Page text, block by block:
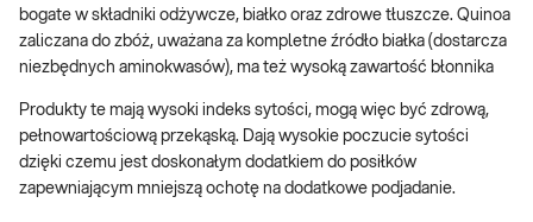
bogate w składniki odżywcze, białko oraz zdrowe tłuszcze. Quinoa
zaliczana do zbóż, uważana za kompletne źródło białka (dostarcza
niezbędnych aminokwasów), ma też wysoką zawartość błonnika
Produkty te mają wysoki indeks sytości, mogą więc być zdrową,
pełnowartościową przekąską. Dają wysokie poczucie sytości
dzięki czemu jest doskonałym dodatkiem do posiłków
zapewniającym mniejszą ochotę na dodatkowe podjadanie.